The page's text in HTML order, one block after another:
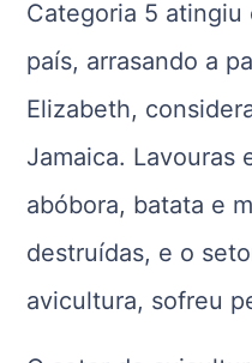
Categoria 5
país, arrasando a
Elizabeth,
Jamaica. Lavouras
abóbora, batata e
destruídas, e o
avicultura, sofreu